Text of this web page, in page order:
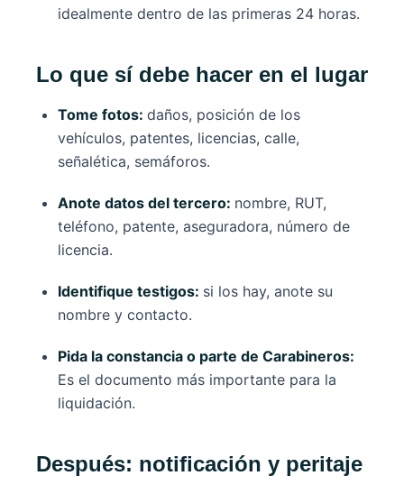
idealmente dentro de las primeras 24 horas.
Lo que sí debe hacer en el lugar
Tome fotos: daños, posición de los
vehículos, patentes, licencias, calle,
señalética, semáforos.
Anote datos del tercero: nombre, RUT,
teléfono, patente, aseguradora, número de
licencia.
Identifique testigos: si los hay, anote su
nombre y contacto.
Pida la constancia o parte de Carabineros:
Es el documento más importante para la
liquidación.
Después: notificación y peritaje